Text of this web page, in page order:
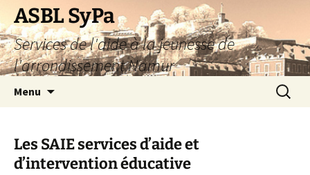
Aller
au
contenu
ASBL SyPa
Services de l'aide à la jeunesse de
l'arrondissement Namur
Menu
Les SAIE services d’aide et
d’intervention éducative